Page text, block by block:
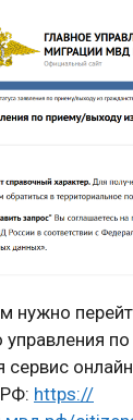
нужно
управления
сервис
https://